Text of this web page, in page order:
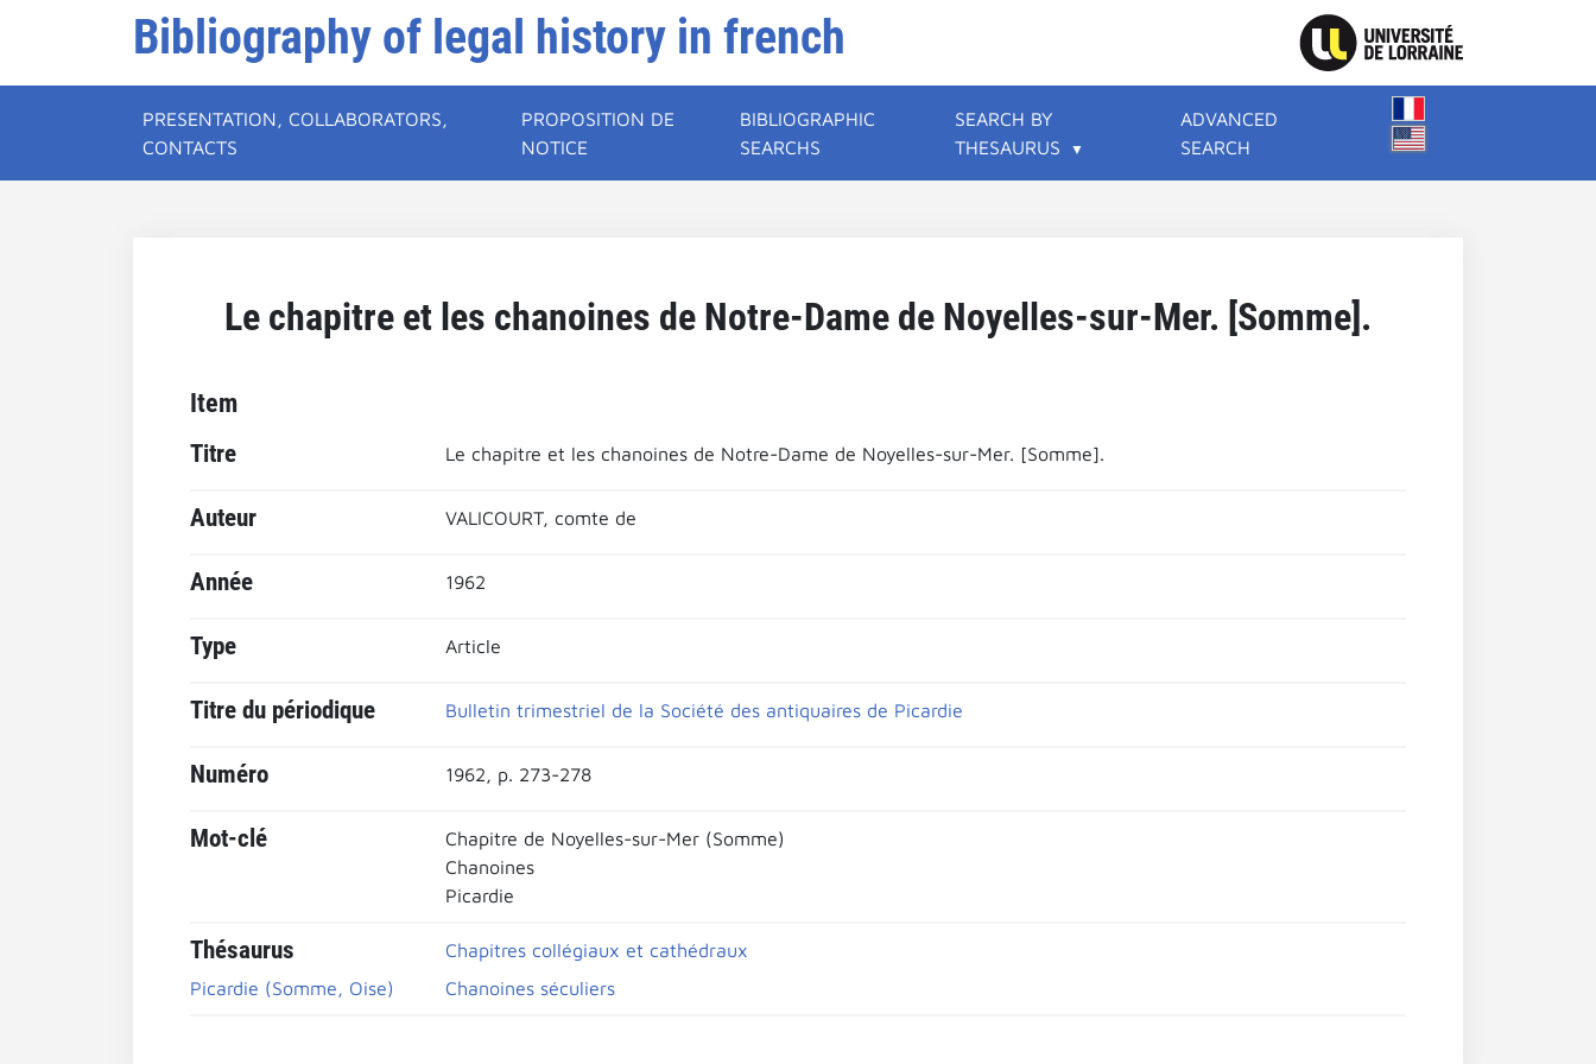
Bibliography of legal history in french
PRESENTATION, COLLABORATORS,
CONTACTS
PROPOSITION DE
NOTICE
BIBLIOGRAPHIC
SEARCHS
SEARCH BY
THESAURUS
ADVANCED
SEARCH
Le chapitre et les chanoines de Notre-Dame de Noyelles-sur-Mer. [Somme].
Item
Titre Le chapitre et les chanoines de Notre-Dame de Noyelles-sur-Mer. [Somme].
Auteur VALICOURT, comte de
Année 1962
Type Article
Titre du périodique Bulletin trimestriel de la Société des antiquaires de Picardie
Numéro 1962, p. 273-278
Mot-clé
Chapitre de Noyelles-sur-Mer (Somme)
Chanoines
Picardie
Thésaurus
Chapitres collégiaux et cathédraux
Picardie (Somme, Oise)
Chanoines séculiers